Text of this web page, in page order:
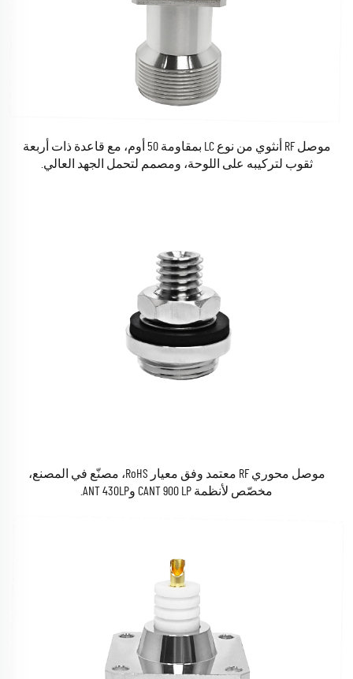
موصل RF أنثوي من نوع LC بمقاومة 50 أوم، مع قاعدة ذات أربعة
ثقوب لتركيبه على اللوحة، ومصمم لتحمل الجهد العالي.
موصل محوري RF معتمد وفق معيار RoHS، مصنّع في المصنع،
مخصّص لأنظمة CANT 900 LP وANT 430LP.